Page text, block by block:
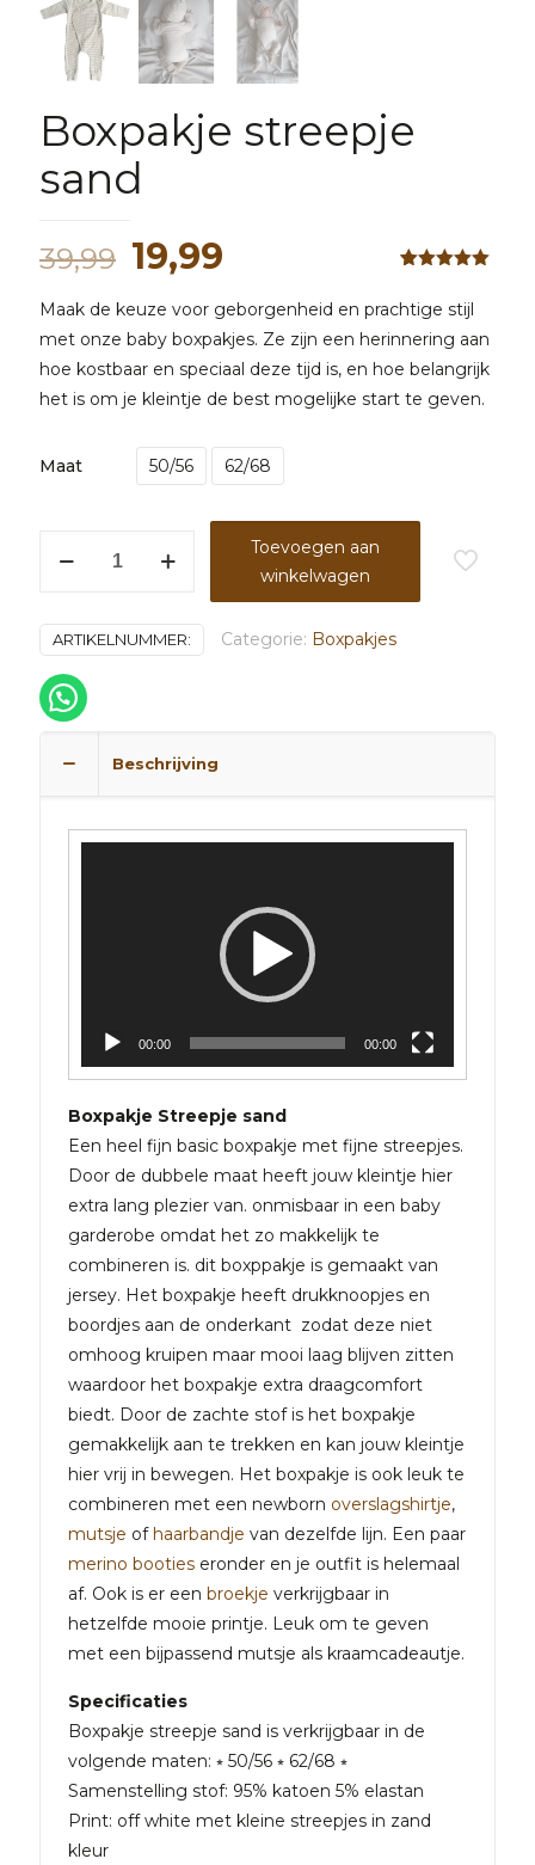
Boxpakje streepje
sand
5.00
op 5
gebaseerd
op
klantbeoordeling
39,99 Oorspronkelijke
was:
39,99.
19,99
prijs
is:
19,99.
Maak de keuze voor geborgenheid en prachtige stijl
met onze baby boxpakjes. Ze zijn een herinnering aan
hoe kostbaar en speciaal deze tijd is, en hoe belangrijk
het is om je kleintje de best mogelijke start te geven.
Maat 50/56 62/68
aantal
Toevoegen aan
winkelwagen
ARTIKELNUMMER: Categorie: Boxpakjes
Beschrijving
00:00 00:00
Boxpakje Streepje sand
Een heel fijn basic boxpakje met fijne streepjes.
Door de dubbele maat heeft jouw kleintje hier
extra lang plezier van. onmisbaar in een baby
garderobe omdat het zo makkelijk te
combineren is. dit boxppakje is gemaakt van
jersey. Het boxpakje heeft drukknoopjes en
boordjes aan de onderkant zodat deze niet
omhoog kruipen maar mooi laag blijven zitten
waardoor het boxpakje extra draagcomfort
biedt. Door de zachte stof is het boxpakje
gemakkelijk aan te trekken en kan jouw kleintje
hier vrij in bewegen. Het boxpakje is ook leuk te
combineren met een newborn overslagshirtje,
mutsje of haarbandje van dezelfde lijn. Een paar
merino booties eronder en je outfit is helemaal
af. Ook is er een broekje verkrijgbaar in
hetzelfde mooie printje. Leuk om te geven
met een bijpassend mutsje als kraamcadeautje.
Specificaties
Boxpakje streepje sand is verkrijgbaar in de
volgende maten: ⭒ 50/56 ⭒ 62/68 ⭒
Samenstelling stof: 95% katoen 5% elastan
Print: off white met kleine streepjes in zand
kleur